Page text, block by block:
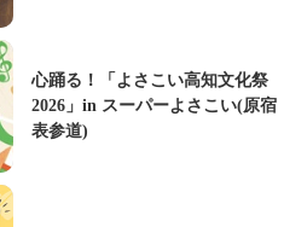
心踊る！「よさこい高知文化祭
2026」in スーパーよさこい(原宿
表参道)